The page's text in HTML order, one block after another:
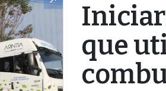
que